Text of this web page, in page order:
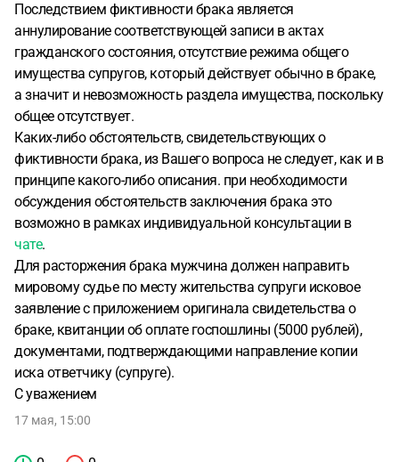
Последствием фиктивности брака является
аннулирование соответствующей записи в актах
гражданского состояния, отсутствие режима общего
имущества супругов, который действует обычно в браке,
а значит и невозможность раздела имущества, поскольку
общее отсутствует.
Каких-либо обстоятельств, свидетельствующих о
фиктивности брака, из Вашего вопроса не следует, как и в
принципе какого-либо описания. при необходимости
обсуждения обстоятельств заключения брака это
возможно в рамках индивидуальной консультации в
чате.
Для расторжения брака мужчина должен направить
мировому судье по месту жительства супруги исковое
заявление с приложением оригинала свидетельства о
браке, квитанции об оплате госпошлины (5000 рублей),
документами, подтверждающими направление копии
иска ответчику (супруге).
С уважением
17 мая, 15:00